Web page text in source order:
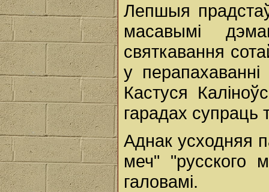
Лепшыя
масавымі
святкавання
у перапахаванні
Кастуся
гарадах супраць
Аднак усходняя
меч" "русского
галовамі.